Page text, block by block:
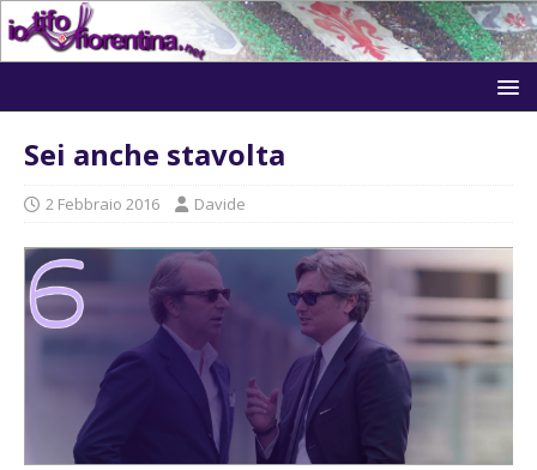
Sei anche stavolta
2 Febbraio 2016 Davide